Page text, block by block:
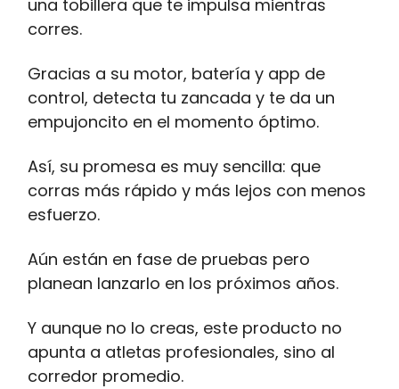
una tobillera que te impulsa mientras
corres.
Gracias a su motor, batería y app de
control, detecta tu zancada y te da un
empujoncito en el momento óptimo.
Así, su promesa es muy sencilla: que
corras más rápido y más lejos con menos
esfuerzo.
Aún están en fase de pruebas pero
planean lanzarlo en los próximos años.
Y aunque no lo creas, este producto no
apunta a atletas profesionales, sino al
corredor promedio.